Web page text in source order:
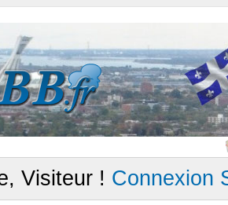
Visiteur ! Connexion